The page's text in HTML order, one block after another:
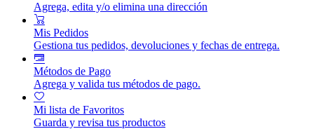
Agrega, edita y/o elimina una dirección
Mis Pedidos
Gestiona tus pedidos, devoluciones y fechas de entrega.
Métodos de Pago
Agrega y valida tus métodos de pago.
Mi lista de Favoritos
Guarda y revisa tus productos